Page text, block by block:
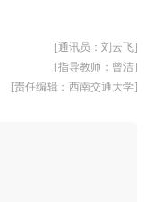
[通讯员：刘云飞]
[指导教师：曾洁]
[责任编辑：西南交通大学]